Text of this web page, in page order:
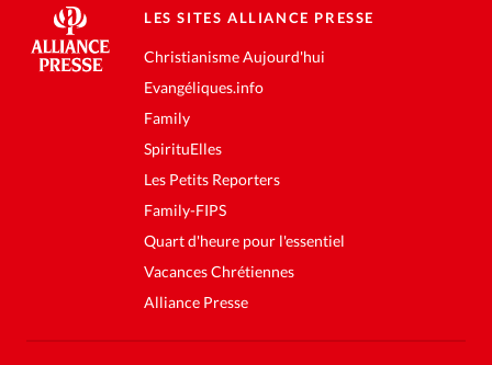
LES SITES ALLIANCE PRESSE
Christianisme Aujourd'hui
Evangéliques.info
Family
SpirituElles
Les Petits Reporters
Family-FIPS
Quart d'heure pour l'essentiel
Vacances Chrétiennes
Alliance Presse